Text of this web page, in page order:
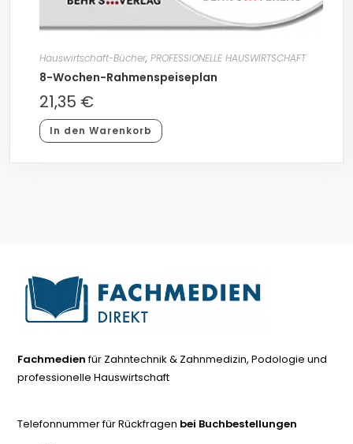
Hauswirtschaft-Bücher, PROFESSIONELLE HAUSWIRTSCHAFT
8-Wochen-Rahmenspeiseplan
21,35 €
In den Warenkorb
Fachmedienfür Zahntechnik & Zahnmedizin, Podologie und
professionelle Hauswirtschaft
Telefonnummer für Rückfragen bei Buchbestellungen